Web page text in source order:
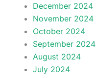
December 2024
November 2024
October 2024
September 2024
August 2024
July 2024